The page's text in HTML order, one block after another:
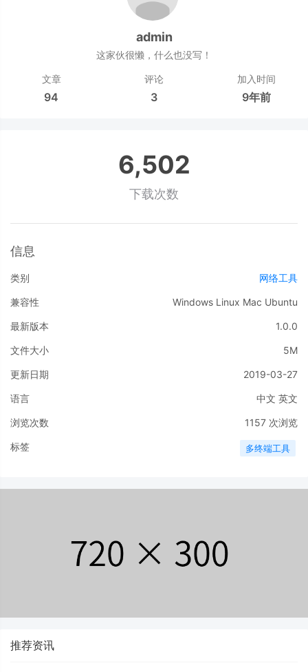
admin
这家伙很懒，什么也没写！
文章
94
评论
3
加入时间
9年前
6,502
下载次数
信息
类别 网络工具
兼容性 Windows Linux Mac Ubuntu
最新版本 1.0.0
文件大小 5M
更新日期 2019-03-27
语言 中文 英文
浏览次数 1157次浏览
标签 多终端工具
推荐资讯